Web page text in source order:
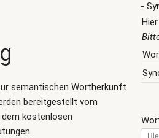
semantischen Wortherkunft
bereitgestellt vom
dem kostenlosen
-